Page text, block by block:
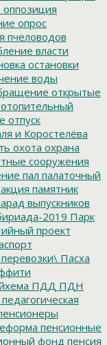
оппозиция
опрос
пчеловодов
власти
остановки
воды
открытые
отопительный
отпуск
и Коростелёва
охота охрана
сооружения
пал палаточный
памятник
выпускников
2019 Парк
проект
Пасха
ПДД ПДН
педагогическая
пенсионные
фонд пенсия